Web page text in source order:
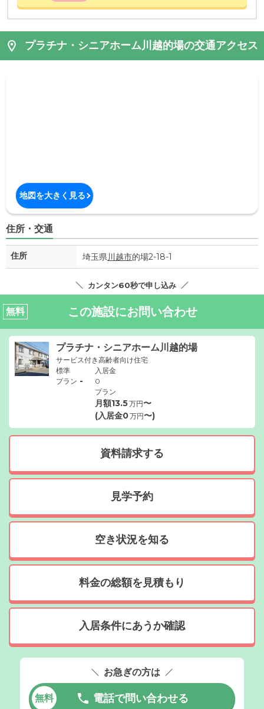
プラチナ・シニアホーム川越的場の交通アクセス
地図を大きく見る
住所・交通
住所 埼玉県川越市的場2-18-1
カンタン60秒で申し込み
無料 この施設にお問い合わせ
プラチナ・シニアホーム川越的場
サービス付き高齢者向け住宅
標準
プラン -
入居金
0
プラン
月額13.5万円〜
(入居金0万円〜)
資料請求する
見学予約
空き状況を知る
料金の総額を見積もり
入居条件にあうか確認
お急ぎの方は
無料 電話で問い合わせる